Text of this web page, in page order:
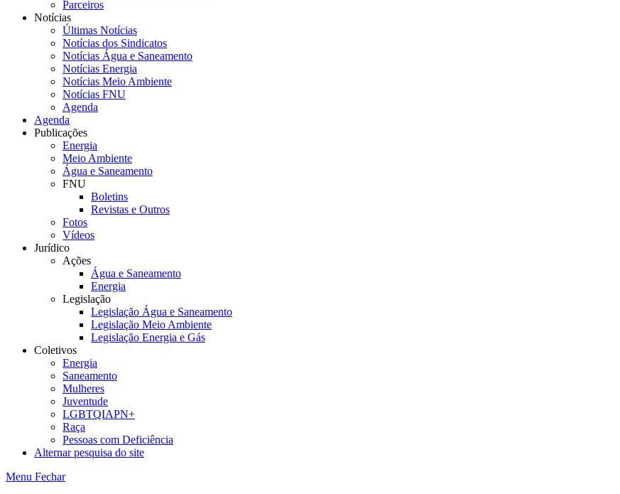
Parceiros
Notícias
Últimas Notícias
Notícias dos Sindicatos
Notícias Água e Saneamento
Notícias Energia
Notícias Meio Ambiente
Notícias FNU
Agenda
Agenda
Publicações
Energia
Meio Ambiente
Água e Saneamento
FNU
Boletins
Revistas e Outros
Fotos
Vídeos
Jurídico
Ações
Água e Saneamento
Energia
Legislação
Legislação Água e Saneamento
Legislação Meio Ambiente
Legislação Energia e Gás
Coletivos
Energia
Saneamento
Mulheres
Juventude
LGBTQIAPN+
Raça
Pessoas com Deficiência
Alternar pesquisa do site
Menu Fechar